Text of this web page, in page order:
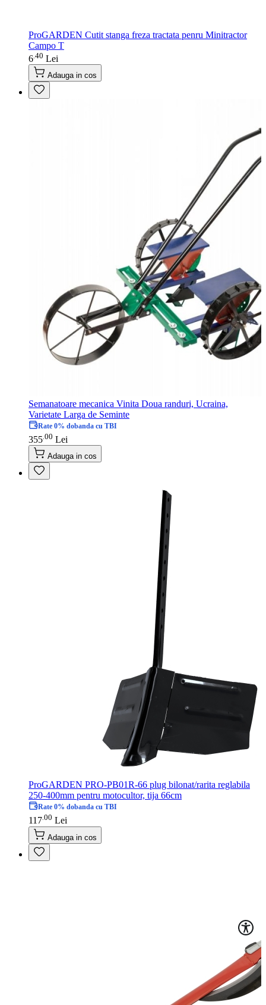
ProGARDEN Cutit stanga freza tractata penru Minitractor
Campo T
6 40 Lei
Adauga in cos
Semanatoare mecanica Vinita Doua randuri, Ucraina,
Varietate Larga de Seminte
Rate 0% dobanda cu TBI
355 00 Lei
Adauga in cos
ProGARDEN PRO-PB01R-66 plug bilonat/rarita reglabila
250-400mm pentru motocultor, tija 66cm
Rate 0% dobanda cu TBI
117 00 Lei
Adauga in cos